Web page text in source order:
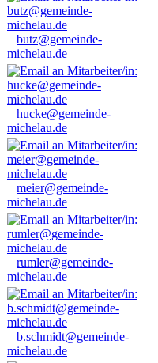
butz@gemeinde-
michelau.de
hucke@gemeinde-
michelau.de
meier@gemeinde-
michelau.de
rumler@gemeinde-
michelau.de
b.schmidt@gemeinde-
michelau.de